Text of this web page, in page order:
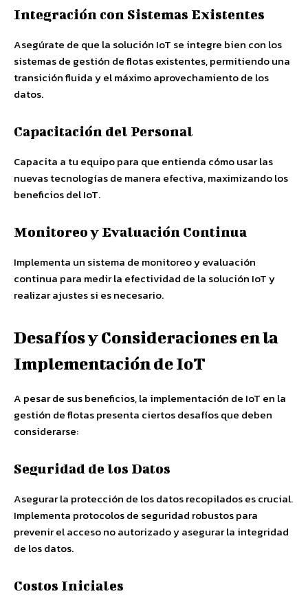
Integración con Sistemas Existentes
Asegúrate de que la solución IoT se integre bien con los
sistemas de gestión de flotas existentes, permitiendo una
transición fluida y el máximo aprovechamiento de los
datos.
Capacitación del Personal
Capacita a tu equipo para que entienda cómo usar las
nuevas tecnologías de manera efectiva, maximizando los
beneficios del IoT.
Monitoreo y Evaluación Continua
Implementa un sistema de monitoreo y evaluación
continua para medir la efectividad de la solución IoT y
realizar ajustes si es necesario.
Desafíos y Consideraciones en la
Implementación de IoT
A pesar de sus beneficios, la implementación de IoT en la
gestión de flotas presenta ciertos desafíos que deben
considerarse:
Seguridad de los Datos
Asegurar la protección de los datos recopilados es crucial.
Implementa protocolos de seguridad robustos para
prevenir el acceso no autorizado y asegurar la integridad
de los datos.
Costos Iniciales